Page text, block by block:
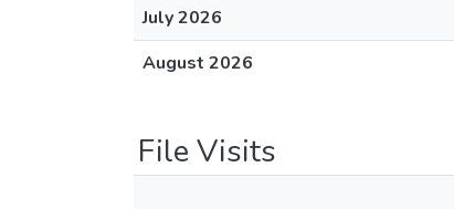
July 2026
August 2026
File Visits